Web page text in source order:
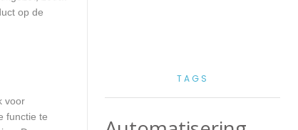
op de
voor
functie te
TAGS